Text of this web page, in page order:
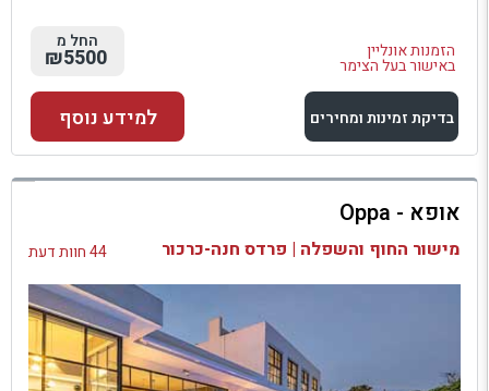
הזמנות אונליין
באישור בעל הצימר
החל מ
₪5500
בדיקת זמינות ומחירים
למתחם זה
בדיקת זמינות ומחירים
למידע נוסף
אופא - Oppa
מישור החוף והשפלה | פרדס חנה-כרכור 44 חוות דעת